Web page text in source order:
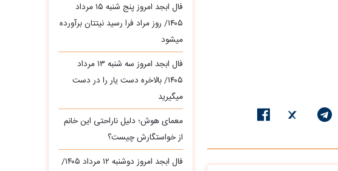
فال ابجد امروز پنج شنبه ۱۵ مرداد
۱۴۰۵/ روز مراد فرا رسید نیتتان برآورده
میشود
فال ابجد امروز سه‌ شنبه ۱۳ مرداد
۱۴۰۵/ بالاخره دست یار را در دست
میگیرید
معمای هوش؛ دلیل ناراحتی این خانم
از خواستگارش چیست؟
فال ابجد امروز دوشنبه ۱۲ مرداد ۱۴۰۵/